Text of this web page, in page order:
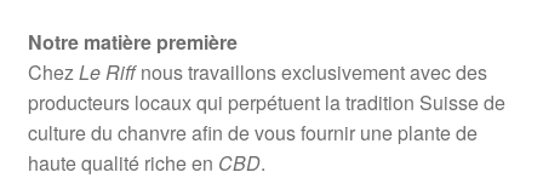
Notre matière première
ChezLe Riffnous travaillons exclusivement avec des
producteurs locaux qui perpétuent la tradition Suisse de
culture du chanvre afin de vous fournir une plante de
haute qualité riche en CBD.